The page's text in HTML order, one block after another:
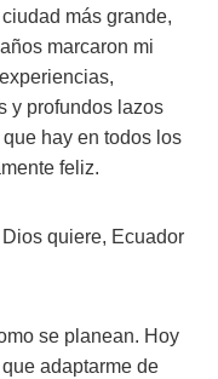
más grande,
marcaron mi
y profundos lazos
hay en todos los
feliz.
quiere, Ecuador
se planean. Hoy
adaptarme de